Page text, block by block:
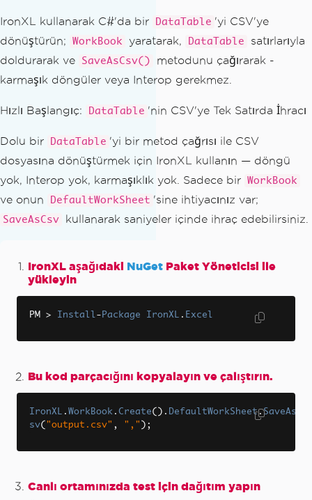
IronXL kullanarak C#'da bir DataTable 'yi CSV'ye
dönüştürün;
WorkBook yaratarak, DataTable
satırlarıyla
doldurarak ve
SaveAsCsv()
metodunu çağırarak -
karmaşık döngüler veya Interop gerekmez.
Hızlı Başlangıç: DataTable 'nin CSV'ye Tek Satırda İhracı
Dolu bir DataTable 'yi bir metod çağrısı ile CSV
dosyasına dönüştürmek için IronXL kullanın — döngü
yok, Interop yok, karmaşıklık yok. Sadece bir WorkBook
ve onun DefaultWorkSheet 'sine ihtiyacınız var;
SaveAsCsv kullanarak saniyeler içinde ihraç edebilirsiniz.
IronXL aşağıdaki NuGet Paket Yöneticisi ile
yükleyin
PM > Install- Package IronXL . Excel
Bu kod parçacığını kopyalayın ve çalıştırın.
IronXL . WorkBook . Create(). DefaultWorkSheet.SaveAsC
sv( "output.csv" , "," );
Canlı ortamınızda test için dağıtım yapın